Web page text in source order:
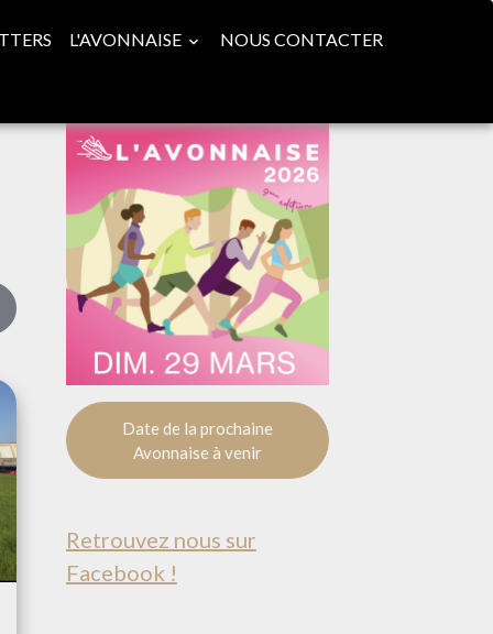
L'AVONNAISE NOUS CONTACTER
Date de la prochaine
Avonnaise à venir
Retrouvez nous sur
Facebook !